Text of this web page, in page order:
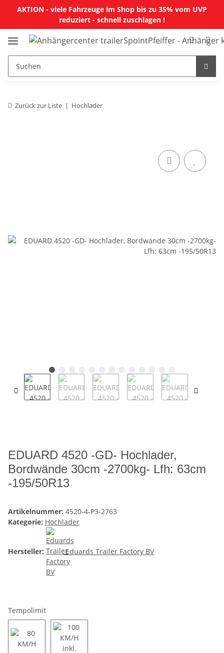
AKTION - viele Fahrzeuge im Shop bis zu 35% vom UVP
reduziert - schnell zuschlagen !
Zurück zur Liste Hochlader
EDUARD 4520 -GD- Hochlader,
Bordwände 30cm -2700kg- Lfh: 63cm
-195/50R13
Artikelnummer: 4520-4-P3-2763
Kategorie: Hochlader
Hersteller: Eduards Trailer Factory BV
Tempolimit